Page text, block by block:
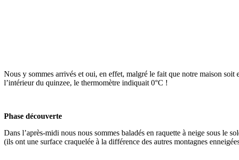
Nous y sommes arrivés et oui, en effet, malgré le fait que notre maison soit
l’intérieur du quinzee, le thermomètre indiquait 0°C !
Phase découverte
Dans l’après-midi nous nous sommes baladés en raquette à neige sous le
(ils ont une surface craquelée à la différence des autres montagnes